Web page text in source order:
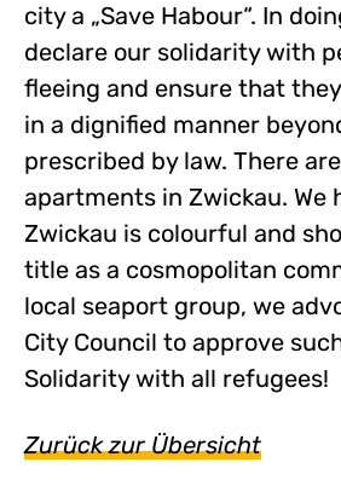
city a „Save Habour“. In
declare our solidarity with
fleeing and ensure that
in a dignified manner
prescribed by law. There
apartments in Zwickau. We
Zwickau is colourful and
title as a cosmopolitan
local seaport group, we
City Council to approve
Solidarity with all refugees!
Zurück zur Übersicht